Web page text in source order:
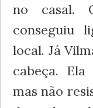
no casal.
conseguiu
local. Já
cabeça.
mas não